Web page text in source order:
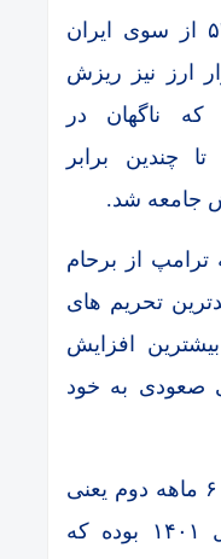
پس از پذیرش قطعنامه ۵۷۹ از سوی ایران
ارز نیز ریزش
ناگهان در
چندین برابر
جامعه شد.
به بعد که ترامپ از برحام
تحریم های
افزایش
صعودی به خود
بیشترین افزایش نرخ ارز در ۶ ماهه دوم یعنی
از مهرماه تا اسفندماه سال ۱۴۰۱ بوده که